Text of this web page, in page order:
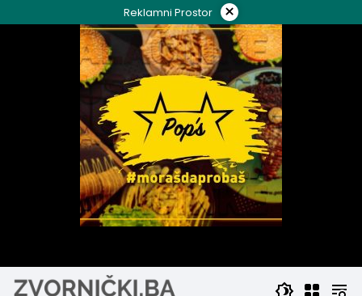
to
Reklamni Prostor ×